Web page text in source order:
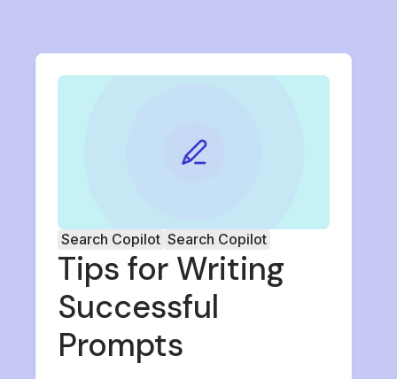
Search Copilot Search Copilot
Tips for Writing
Successful
Prompts